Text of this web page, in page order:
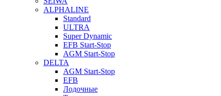
ALPHALINE
Standard
ULTRA
Super Dynamic
EFB Start-Stop
AGM Start-Stop
DELTA
AGM Start-Stop
EFB
Лодочные